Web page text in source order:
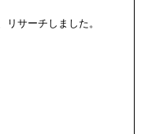
サーチしました。